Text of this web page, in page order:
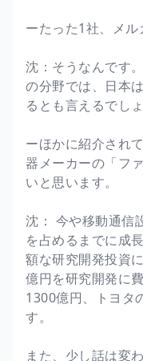
ーたった1社、メル
沈：そうなんです
の分野では、日本
るとも言えるでしょ
ーほかに紹介され
器メーカーの「フ
いと思います。
沈： 今や移動通信
を占めるまでに成
額な研究開発投資
億円を研究開発に
1300億円、トヨタ
す。
また、少し話は変